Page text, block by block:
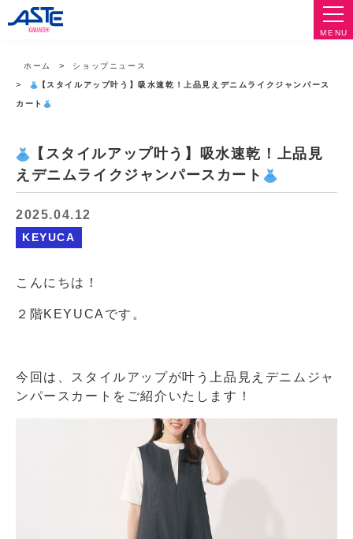
MENU
ホーム ショップニュース
【スタイルアップ叶う】吸水速乾！上品見えデニムライクジャンパース
カート
【スタイルアップ叶う】吸水速乾！上品見
えデニムライクジャンパースカート
2025.04.12
KEYUCA
こんにちは！
２階KEYUCAです。
今回は、スタイルアップが叶う上品見えデニムジャ
ンパースカートをご紹介いたします！